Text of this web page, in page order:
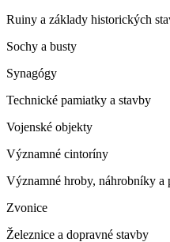
Ruiny a základy historických
Sochy a busty
Synagógy
Technické pamiatky a stavby
Vojenské objekty
Významné cintoríny
Významné hroby, náhrobníky a
Zvonice
Železnice a dopravné stavby